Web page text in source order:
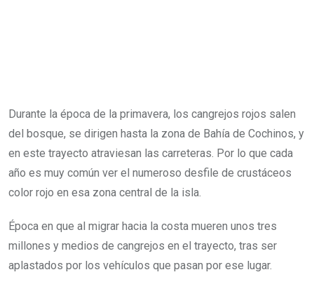
Durante la época de la primavera, los cangrejos rojos salen
del bosque, se dirigen hasta la zona de Bahía de Cochinos, y
en este trayecto atraviesan las carreteras. Por lo que cada
año es muy común ver el numeroso desfile de crustáceos
color rojo en esa zona central de la isla.
Época en que al migrar hacia la costa mueren unos tres
millones y medios de cangrejos en el trayecto, tras ser
aplastados por los vehículos que pasan por ese lugar.